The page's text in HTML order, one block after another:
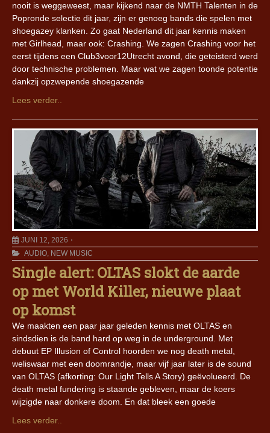
nooit is weggeweest, maar kijkend naar de NMTH Talenten in de
Popronde selectie dit jaar, zijn er genoeg bands die spelen met
shoegazey klanken. Zo gaat Nederland dit jaar kennis maken
met Girlhead, maar ook: Crashing. We zagen Crashing voor het
eerst tijdens een Club3voor12Utrecht avond, die geteisterd werd
door technische problemen. Maar wat we zagen toonde potentie
dankzij opzwepende shoegazende
Lees verder..
JUNI 12, 2026
AUDIO, NEW MUSIC
Single alert: OLTAS slokt de aarde
op met World Killer, nieuwe plaat
op komst
We maakten een paar jaar geleden kennis met OLTAS en
sindsdien is de band hard op weg in de underground. Met
debuut EP Illusion of Control hoorden we nog death metal,
weliswaar met een doomrandje, maar vijf jaar later is de sound
van OLTAS (afkorting: Our Light Tells A Story) geëvolueerd. De
death metal fundering is staande gebleven, maar de koers
wijzigde naar donkere doom. En dat bleek een goede
Lees verder..